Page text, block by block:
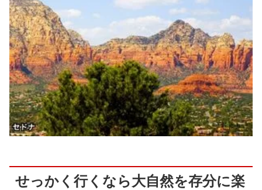
せっかく行くなら大自然を存分に楽